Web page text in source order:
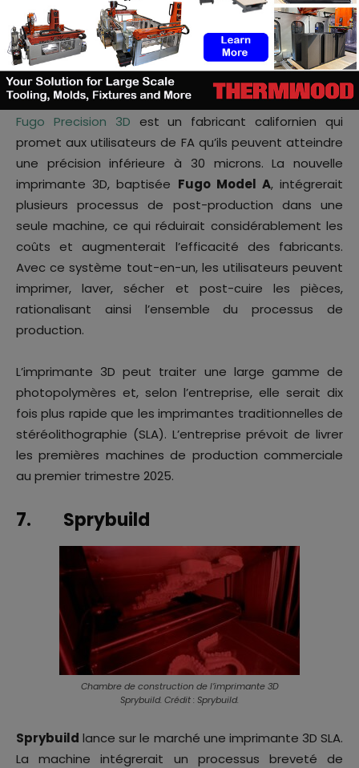
Image credit: Fugo Precision 3D
Fugo Precision 3D est un fabricant californien qui
promet aux utilisateurs de FA qu’ils peuvent atteindre
une précision inférieure à 30 microns. La nouvelle
imprimante 3D, baptisée Fugo Model A, intégrerait
plusieurs processus de post-production dans une
seule machine, ce qui réduirait considérablement les
coûts et augmenterait l’efficacité des fabricants.
Avec ce système tout-en-un, les utilisateurs peuvent
imprimer, laver, sécher et post-cuire les pièces,
rationalisant ainsi l’ensemble du processus de
production.
L’imprimante 3D peut traiter une large gamme de
photopolymères et, selon l’entreprise, elle serait dix
fois plus rapide que les imprimantes traditionnelles de
stéréolithographie (SLA). L’entreprise prévoit de livrer
les premières machines de production commerciale
au premier trimestre 2025.
7. Sprybuild
Chambre de construction de l’imprimante 3D
Sprybuild. Crédit : Sprybuild.
Sprybuild lance sur le marché une imprimante 3D SLA.
La machine intégrerait un processus breveté de